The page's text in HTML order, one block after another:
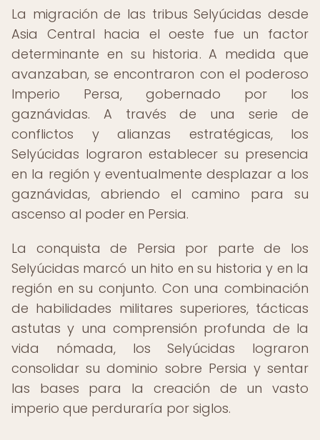
La migración de las tribus Selyúcidas desde
Asia Central hacia el oeste fue un factor
determinante en su historia. A medida que
avanzaban, se encontraron con el poderoso
Imperio Persa, gobernado por los
gaznávidas. A través de una serie de
conflictos y alianzas estratégicas, los
Selyúcidas lograron establecer su presencia
en la región y eventualmente desplazar a los
gaznávidas, abriendo el camino para su
ascenso al poder en Persia.
La conquista de Persia por parte de los
Selyúcidas marcó un hito en su historia y en la
región en su conjunto. Con una combinación
de habilidades militares superiores, tácticas
astutas y una comprensión profunda de la
vida nómada, los Selyúcidas lograron
consolidar su dominio sobre Persia y sentar
las bases para la creación de un vasto
imperio que perduraría por siglos.